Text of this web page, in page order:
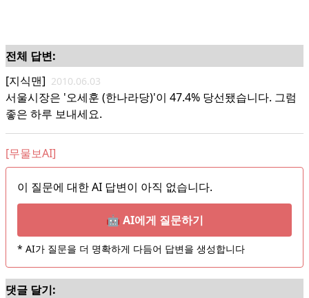
전체 답변:
[지식맨] 2010.06.03
서울시장은 '오세훈 (한나라당)'이 47.4% 당선됐습니다. 그럼
좋은 하루 보내세요.
[무물보AI]
이 질문에 대한 AI 답변이 아직 없습니다.
🤖 AI에게 질문하기
* AI가 질문을 더 명확하게 다듬어 답변을 생성합니다
댓글 달기: